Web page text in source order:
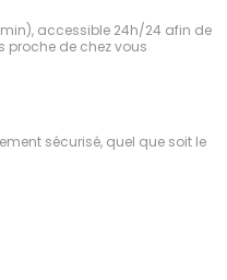
accessible 24h/24 afin de
de chez vous
sécurisé, quel que soit le